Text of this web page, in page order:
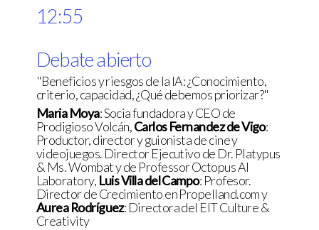
12:55
Debate abierto
"Beneficios y riesgos de la IA: ¿Conocimiento,
criterio, capacidad, ¿Qué debemos priorizar?"
Maria Moya: Socia fundadora y CEO de
Prodigioso Volcán,Carlos Fernandez de Vigo:
Productor, director y guionista de cine y
videojuegos. Director Ejecutivo de Dr. Platypus
& Ms. Wombat y de Professor Octopus AI
Laboratory, Luis Villa del Campo: Profesor.
Director de Crecimiento en Propelland.com y
Aurea Rodríguez: Directora del EIT Culture &
Creativity